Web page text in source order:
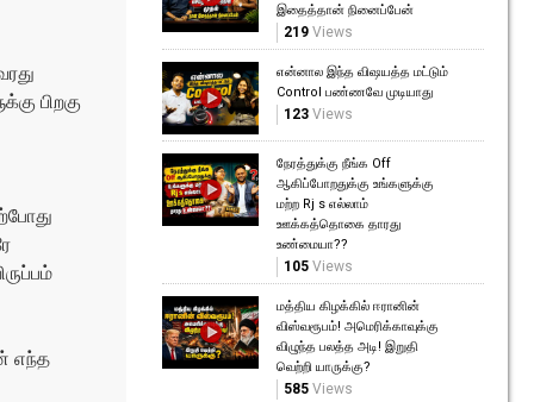
பிறகு
எந்த
இதைத்தான் நினைப்பேன்
219 Views
என்னால இந்த விஷயத்த மட்டும்
Control பண்ணவே முடியாது
123 Views
நேரத்துக்கு நீங்க Off
ஆகிப்போறதுக்கு உங்களுக்கு
மற்ற Rj s எல்லாம்
ஊக்கத்தொகை தாரது
உண்மையா??
105 Views
மத்திய கிழக்கில் ஈரானின்
விஸ்வரூபம்! அமெரிக்காவுக்கு
விழுந்த பலத்த அடி! இறுதி
வெற்றி யாருக்கு?
585 Views